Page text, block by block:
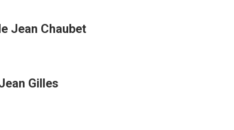
Jean Chaubet
Gilles